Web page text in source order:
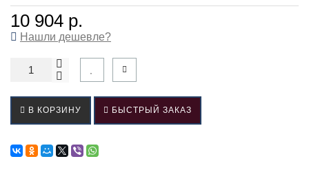
10 904 р.
Нашли дешевле?
В КОРЗИНУ БЫСТРЫЙ ЗАКАЗ